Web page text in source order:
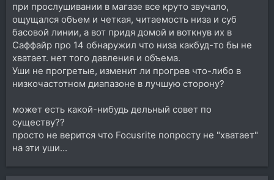
при прослушивании в магазе все круто звучало,
ощущался объем и четкая, читаемость низа и суб
басовой линии, а вот придя домой и воткнув их в
Саффайр про 14 обнаружил что низа какбуд-то бы не
хватает. нет того давления и объема.
Уши не прогретые, изменит ли прогрев что-либо в
низкочастотном диапазоне в лучшую сторону?
может есть какой-нибудь дельный совет по
существу??
просто не верится что Focusrite попросту не "хватает"
на эти уши...